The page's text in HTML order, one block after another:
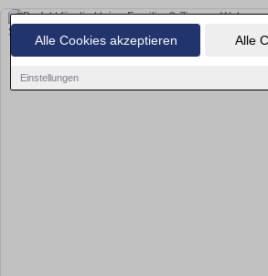
Alle Cookies akzeptieren Alle
Einstellungen